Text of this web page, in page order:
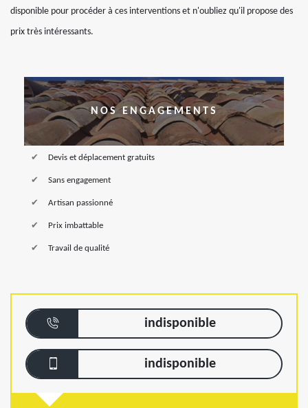
disponible pour procéder à ces interventions et n'oubliez qu'il propose des
prix très intéressants.
NOS ENGAGEMENTS
Devis et déplacement gratuits
Sans engagement
Artisan passionné
Prix imbattable
Travail de qualité
indisponible
indisponible